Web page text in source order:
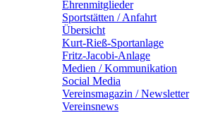
Ehrenmitglieder
Sportstätten / Anfahrt
Übersicht
Kurt-Rieß-Sportanlage
Fritz-Jacobi-Anlage
Medien / Kommunikation
Social Media
Vereinsmagazin / Newsletter
Vereinsnews